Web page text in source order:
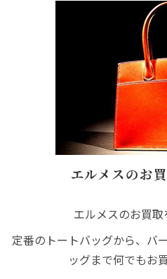
エルメスのお
エルメスのお買取
定番のトートバッグから、バ
ッグまで何でもお